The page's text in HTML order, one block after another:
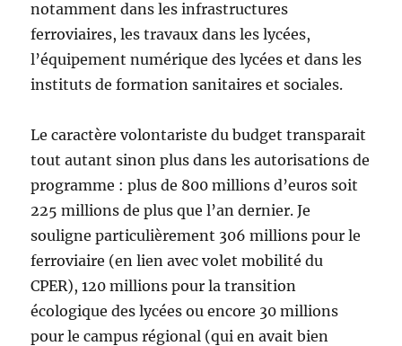
notamment dans les infrastructures
ferroviaires, les travaux dans les lycées,
l’équipement numérique des lycées et dans les
instituts de formation sanitaires et sociales.
Le caractère volontariste du budget transparait
tout autant sinon plus dans les autorisations de
programme : plus de 800 millions d’euros soit
225 millions de plus que l’an dernier. Je
souligne particulièrement 306 millions pour le
ferroviaire (en lien avec volet mobilité du
CPER), 120 millions pour la transition
écologique des lycées ou encore 30 millions
pour le campus régional (qui en avait bien